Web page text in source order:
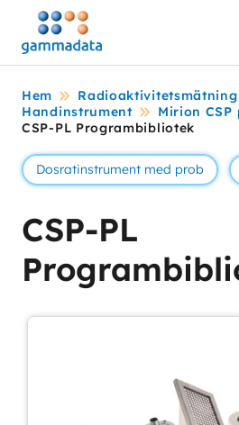
Hoppa
huvudinnehållt
Hem
Radioaktivitetsmätning
Handinstrument
Mirion CSP
CSP-PL Programbibliotek
Dosratinstrument med prob
CSP-PL